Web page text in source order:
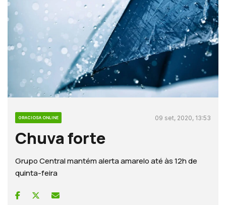
GRACIOSA ONLINE 09 set, 2020, 13:53
Chuva forte
Grupo Central mantém alerta amarelo até às 12h de
quinta-feira